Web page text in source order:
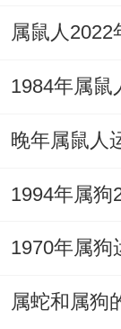
小家庭里~
属狗人会对
结为夫妻 -
打拼，不喜
分工明确 -
晚年属鼠人
属蛇和属狗